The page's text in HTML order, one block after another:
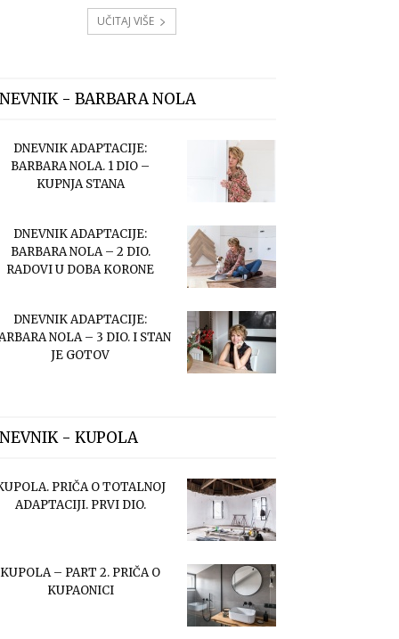
UČITAJ VIŠE
- BARBARA NOLA
DNEVNIK ADAPTACIJE:
BARBARA NOLA. 1 DIO –
KUPNJA STANA
DNEVNIK ADAPTACIJE:
BARBARA NOLA – 2 DIO.
RADOVI U DOBA KORONE
DNEVNIK ADAPTACIJE:
NOLA – 3 DIO. I STAN
JE GOTOV
- KUPOLA
PRIČA O TOTALNOJ
ADAPTACIJI. PRVI DIO.
KUPOLA – PART 2. PRIČA O
KUPAONICI